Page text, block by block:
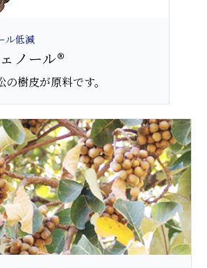
ル低減
ノール®
樹皮が原料です。